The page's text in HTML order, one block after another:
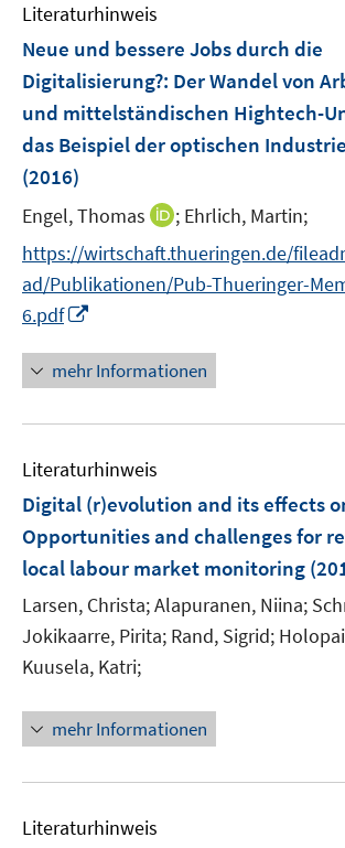
s
t
e
f
n
n
f
m
F
e
n
s
t
e
ö
f
f
n
n
Literaturhinweis
Neue und bessere Jobs durch die
Digitalisierung?: Der Wandel von
und mittelständischen Hightech-
das Beispiel der optischen
(2016)
Engel, Thomas
I
n
n
e
e
m
e
t
e
f
f
n
; Ehrlich, Martin;
https://wirtschaft.thueringen.de/
ad/Publikationen/Pub-Thueringer-
6.pdf
n
e
u
m
F
e
n
s
t
e
ö
f
f
e
n
mehr Informationen
Literaturhinweis
Digital (r)evolution and its effects
Opportunities and challenges for
local labour market monitoring
Larsen, Christa;Alapuranen, Niina;
Jokikaarre, Pirita; Rand, Sigrid;
Kuusela, Katri;
mehr Informationen
Literaturhinweis